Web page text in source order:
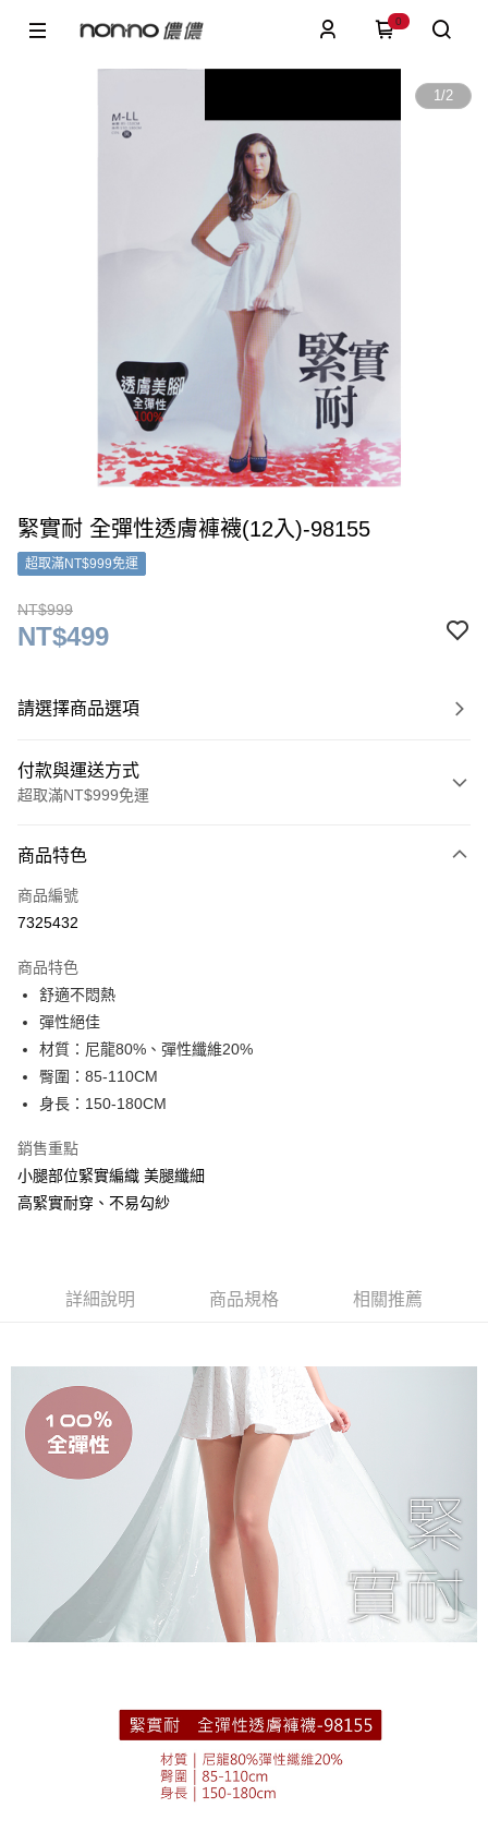
0
1/2
緊實耐 全彈性透膚褲襪(12入)-98155
超取滿NT$999免運
NT$999
NT$499
請選擇商品選項
付款與運送方式
超取滿NT$999免運
信用卡一次付款
超商取貨付款
Apple Pay
街口支付
悠遊付
全家取貨付款
每筆NT$90，滿NT$999(含以上)免運費
商品特色
商品編號
7325432
商品特色
舒適不悶熱
彈性絕佳
材質：尼龍80%、彈性纖維20%
臀圍：85-110CM
身長：150-180CM
銷售重點
小腿部位緊實編織 美腿纖細
高緊實耐穿、不易勾紗
詳細說明 商品規格 相關推薦